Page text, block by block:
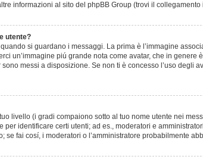
informazioni al sito del phpBB Group (trovi il
utente?
si guardano i messaggi. La prima è l’immagine
un’immagine piú grande nota come avatar, che in
messi a disposizione. Se non ti è concesso l’uso degli
livello (i gradi compaiono sotto al tuo nome utente nei
per identificare certi utenti; ad es., moderatori e
se fai cosí, i moderatori o l’amministratore probabilmente